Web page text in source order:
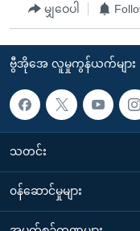
မျှဝေပါ
ဗွီအိုအေ လူမှုကွန်ယက်များ
သတင်း
၀န်ဆောင်မှုများ